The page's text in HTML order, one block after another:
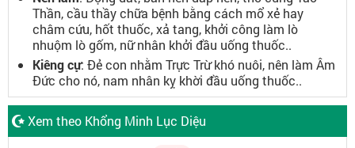
Thần, cầu thầy chữa bệnh bằng cách mổ xẻ hay
châm cứu, hốt thuốc, xả tang, khởi công làm lò
nhuộm lò gốm, nữ nhân khởi đầu uống thuốc..
Kiêng cự: Đẻ con nhằm Trực Trừ khó nuôi, nên làm Âm
Đức cho nó, nam nhân kỵ khời đầu uống thuốc..
Xem theo Khổng Minh Lục Diệu